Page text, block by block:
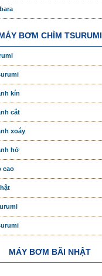
BƠM CHÌM TSURUMI
kín
cắt
xoáy
hở
cao
MÁY BƠM BÃI NHẬT